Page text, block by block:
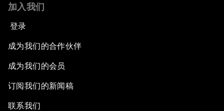
加入我们
登录
成为我们的合作伙伴
成为我们的会员
订阅我们的新闻稿
联系我们